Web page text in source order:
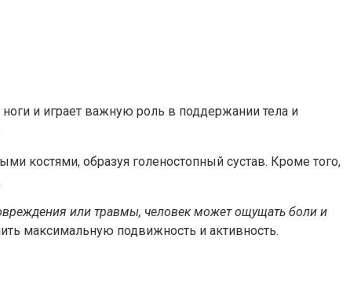
и играет важную роль в поддержании тела и
костями, образуя голеностопный сустав. Кроме того,
или травмы, человек может ощущать боли и
максимальную подвижность и активность.